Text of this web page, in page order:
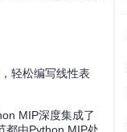
轻松编写线性表
MIP深度集成了